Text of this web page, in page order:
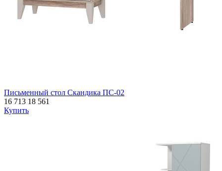
Письменный стол Скандика ПС-02
16 713 18 561
Купить